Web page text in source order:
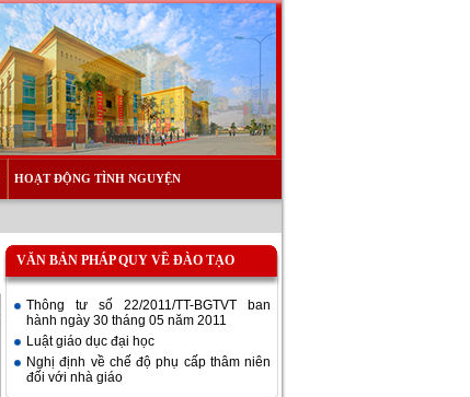
HOẠT ĐỘNG TÌNH NGUYỆN
VĂN BẢN PHÁP QUY VỀ ĐÀO TẠO
Thông tư số 22/2011/TT-BGTVT ban
hành ngày 30 tháng 05 năm 2011
Luật giáo dục đại học
Nghị định về chế độ phụ cấp thâm niên
đối với nhà giáo